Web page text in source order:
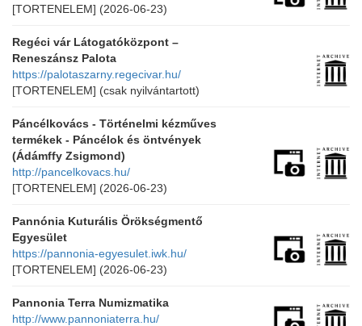
[TORTENELEM] (2026-06-23)
Regéci vár Látogatóközpont –
Reneszánsz Palota
https://palotaszarny.regecivar.hu/
[TORTENELEM] (csak nyilvántartott)
Páncélkovács - Történelmi kézműves
termékek - Páncélok és öntvények
(Ádámffy Zsigmond)
http://pancelkovacs.hu/
[TORTENELEM] (2026-06-23)
Pannónia Kuturális Örökségmentő
Egyesület
https://pannonia-egyesulet.iwk.hu/
[TORTENELEM] (2026-06-23)
Pannonia Terra Numizmatika
http://www.pannoniaterra.hu/